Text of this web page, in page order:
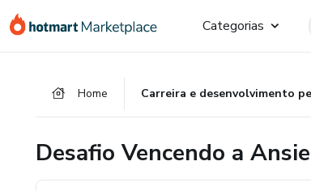
para
para
para
Categorias
Home Carreira e desenvolvimento
Desafio Vencendo a